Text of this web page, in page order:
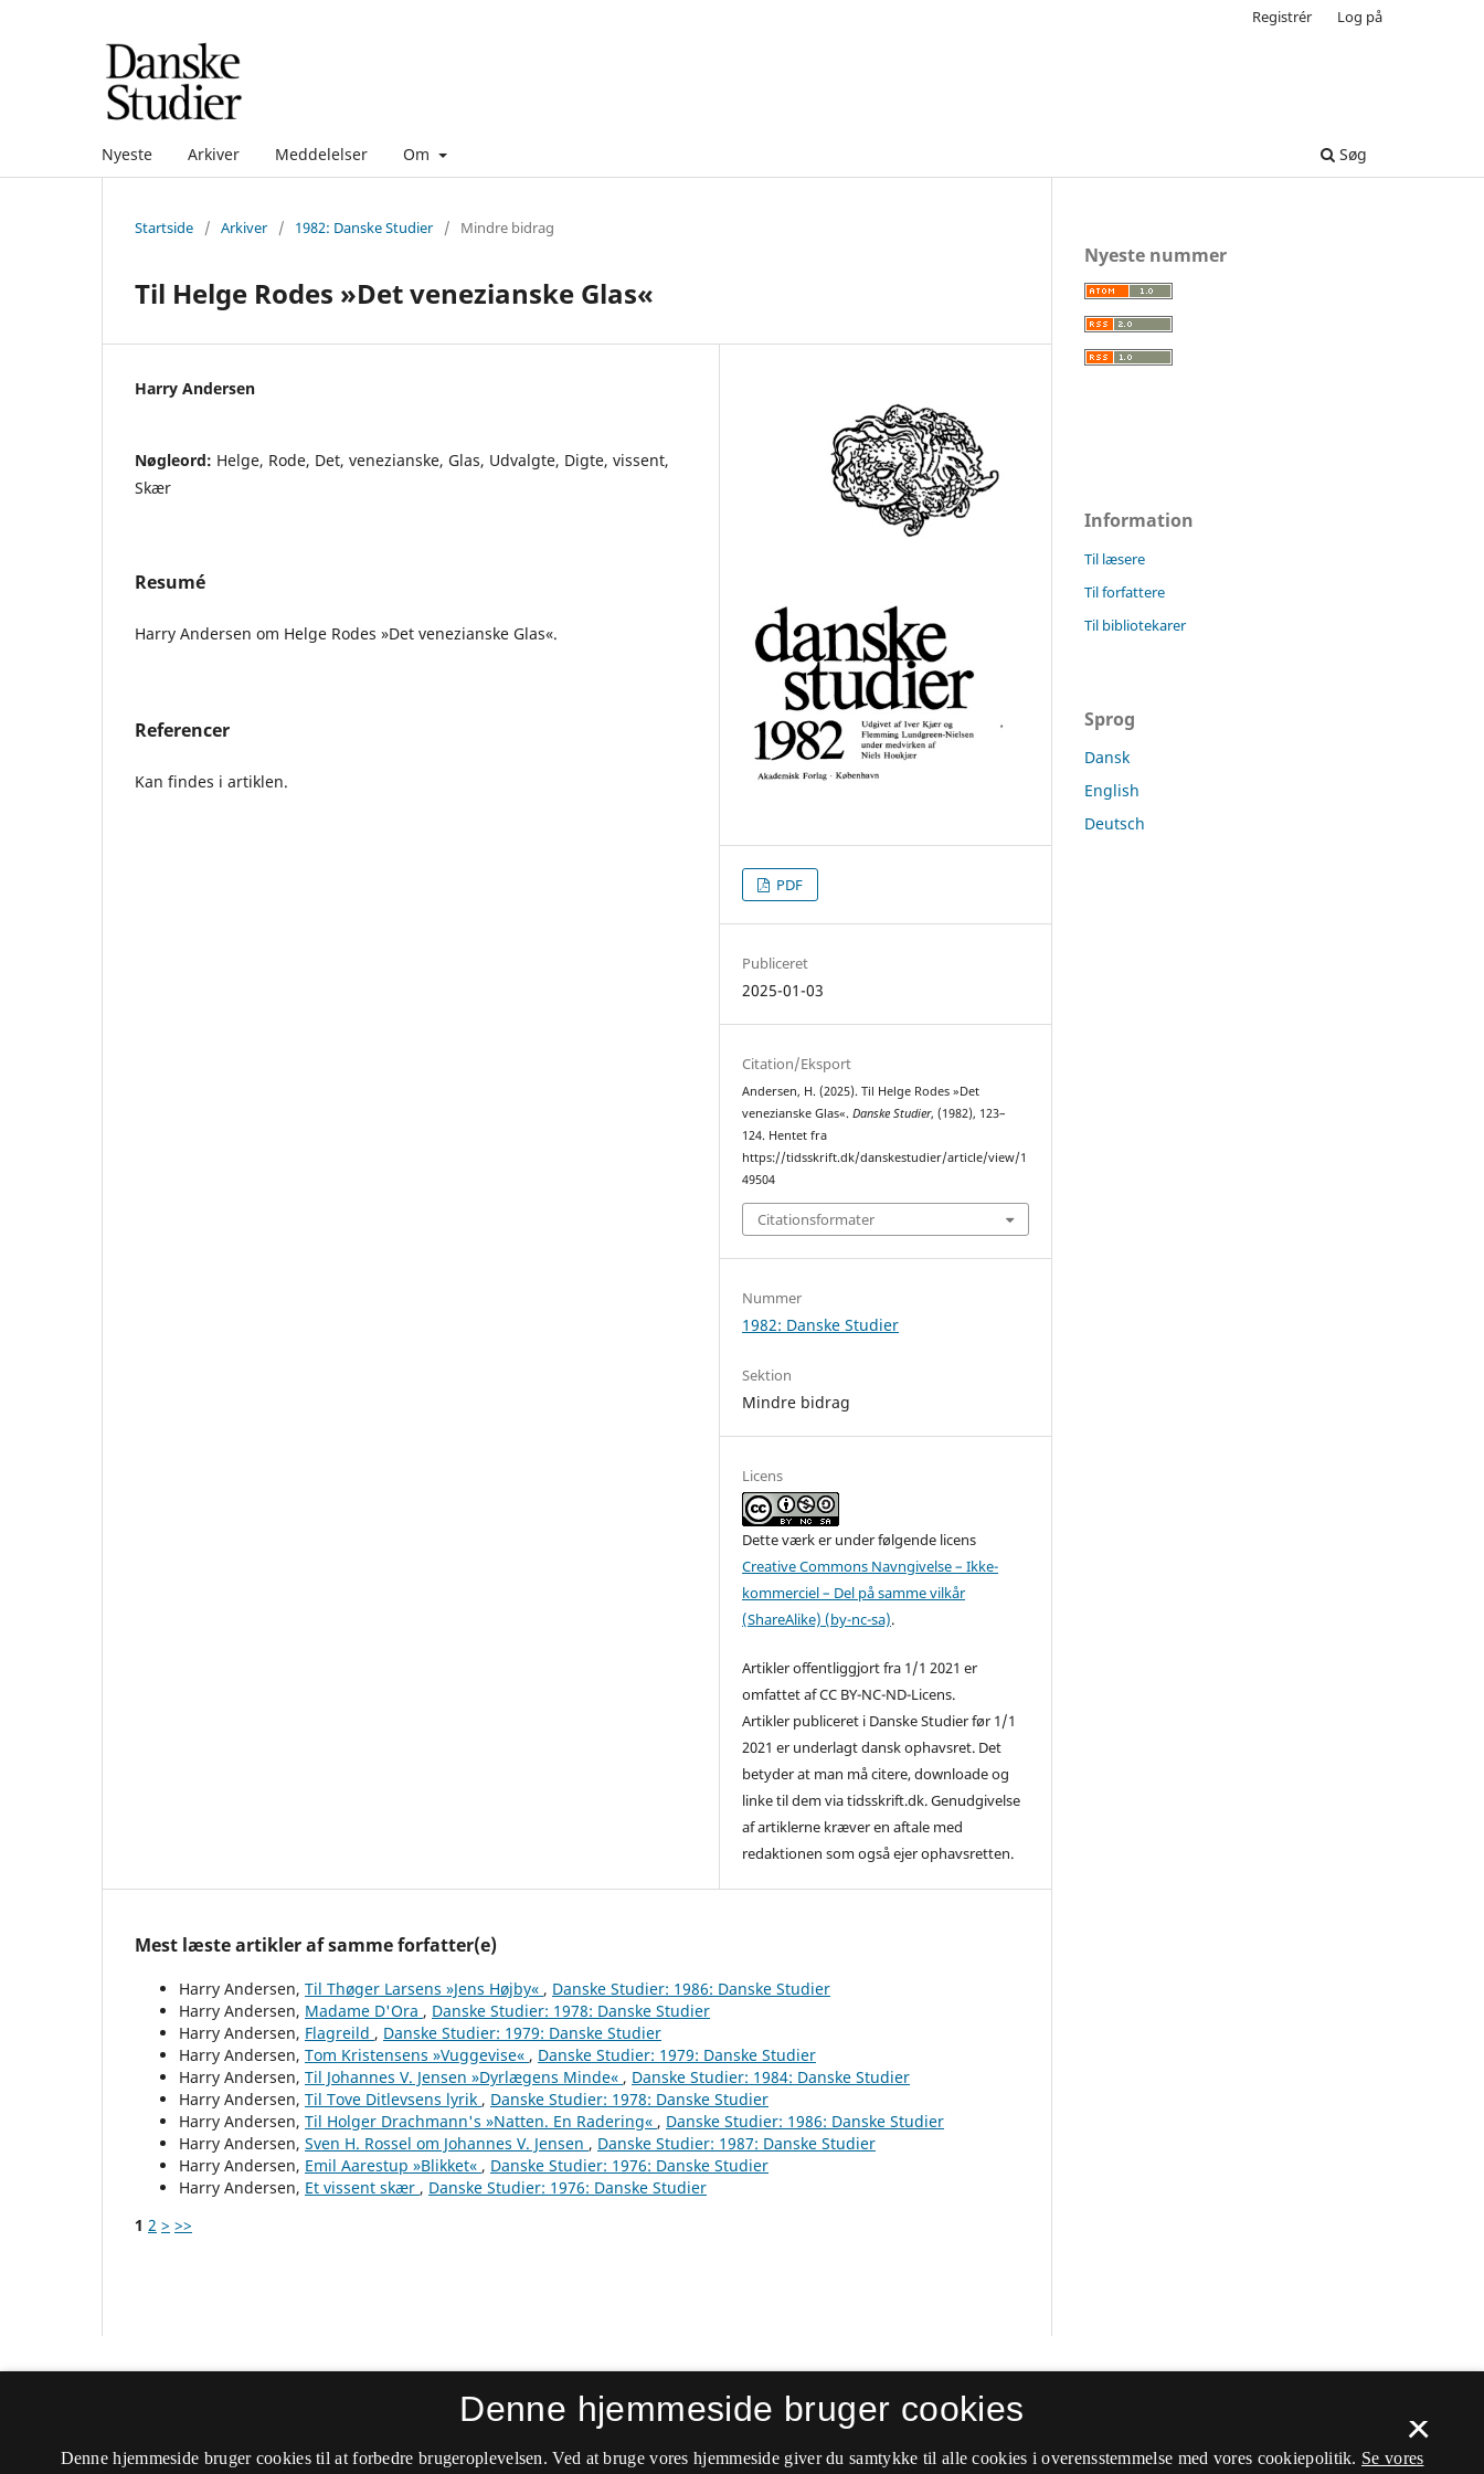
Nyeste Arkiver Meddelelser Om Søg
Registrér Log på
Startside / Arkiver / 1982: Danske Studier / Mindre bidrag
Til Helge Rodes »Det venezianske Glas«
Harry Andersen
Nøgleord: Helge, Rode, Det, venezianske, Glas, Udvalgte, Digte, vissent,
Skær
Resumé
Harry Andersen om Helge Rodes »Det venezianske Glas«.
Referencer
Kan findes i artiklen.
PDF
Publiceret
2025-01-03
Citation/Eksport
Andersen, H. (2025). Til Helge Rodes »Det
venezianske Glas«.Danske Studier, (1982), 123–
124. Hentet fra
https://tidsskrift.dk/danskestudier/article/view/1
49504
Citationsformater
Nummer
1982: Danske Studier
Sektion
Mindre bidrag
Licens
Dette værk er under følgende licens
Creative Commons Navngivelse – Ikke-
kommerciel – Del på samme vilkår
(ShareAlike) (by-nc-sa).
Artikler offentliggjort fra 1/1 2021 er
omfattet af CC BY-NC-ND-Licens.
Artikler publiceret i Danske Studier før 1/1
2021 er underlagt dansk ophavsret. Det
betyder at man må citere, downloade og
linke til dem via tidsskrift.dk. Genudgivelse
af artiklerne kræver en aftale med
redaktionen som også ejer ophavsretten.
Mest læste artikler af samme forfatter(e)
Harry Andersen, Til Thøger Larsens »Jens Højby« , Danske Studier: 1986: Danske Studier
Harry Andersen, Madame D'Ora , Danske Studier: 1978: Danske Studier
Harry Andersen, Flagreild , Danske Studier: 1979: Danske Studier
Harry Andersen, Tom Kristensens »Vuggevise« , Danske Studier: 1979: Danske Studier
Harry Andersen, Til Johannes V. Jensen »Dyrlægens Minde« , Danske Studier: 1984: Danske Studier
Harry Andersen, Til Tove Ditlevsens lyrik , Danske Studier: 1978: Danske Studier
Harry Andersen, Til Holger Drachmann's »Natten. En Radering« , Danske Studier: 1986: Danske Studier
Harry Andersen, Sven H. Rossel om Johannes V. Jensen , Danske Studier: 1987: Danske Studier
Harry Andersen, Emil Aarestup »Blikket« , Danske Studier: 1976: Danske Studier
Harry Andersen, Et vissent skær , Danske Studier: 1976: Danske Studier
1 2 > >>
Nyeste nummer
Information
Til læsere
Til forfattere
Til bibliotekarer
Sprog
Dansk
English
Deutsch
ISSN 2246-8323 (Online)
×
Denne hjemmeside bruger cookies
Denne hjemmeside bruger cookies til at forbedre brugeroplevelsen. Ved at bruge vores hjemmeside giver du samtykke til alle cookies i overensstemmelse med vores cookiepolitik. Se vores